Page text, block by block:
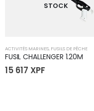
STOCK
ACTIVITÉS MARINES, FUSILS DE PÊCHE
FUSIL CHALLENGER 1.20M
15 617 XPF